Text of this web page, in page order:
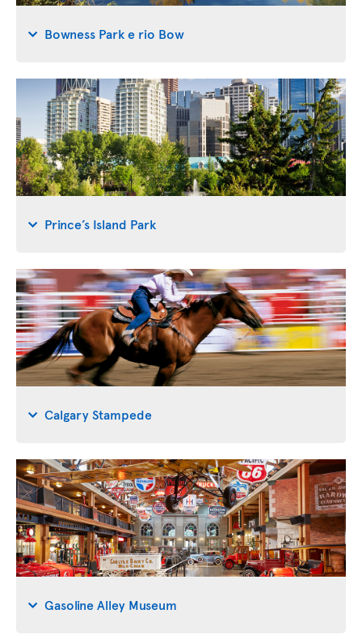
Bowness Park e rio Bow
Prince’s Island Park
Calgary Stampede
Gasoline Alley Museum